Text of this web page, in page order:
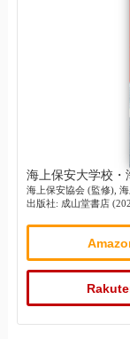
海上保安大学校・
海上保安協会 (監修),
出版社: 成山堂書店